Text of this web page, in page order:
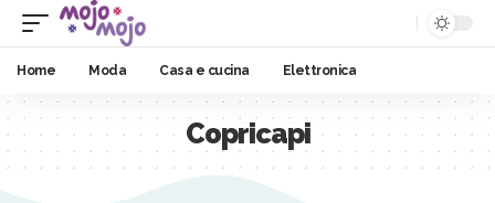
Home Moda Casa e cucina Elettronica
Copricapi